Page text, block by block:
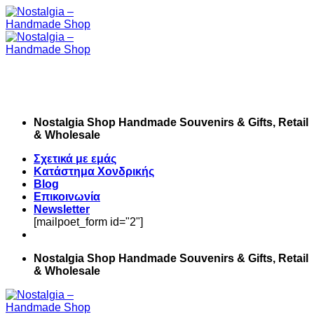
Skip
to
content
Nostalgia Shop Handmade Souvenirs & Gifts, Retail
& Wholesale
Σχετικά με εμάς
Κατάστημα Χονδρικής
Blog
Επικοινωνία
Newsletter
[mailpoet_form id="2"]
Nostalgia Shop Handmade Souvenirs & Gifts, Retail
& Wholesale